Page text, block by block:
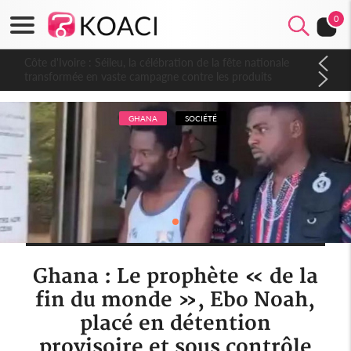
0
dépigmentants dangereux
GHANA SOCIÉTÉ
Ghana : Le prophète « de la
fin du monde », Ebo Noah,
placé en détention